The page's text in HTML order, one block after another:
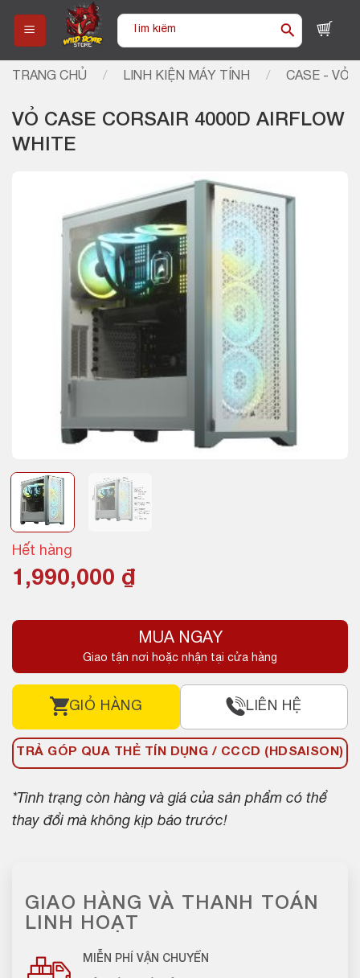
content
Tìm
TRANG CHỦ / LINH KIỆN MÁY TÍNH / CASE - VỎ
VỎ CASE CORSAIR 4000D AIRFLOW
WHITE
Hết hàng
1,990,000 ₫
MUA NGAY
Giao tận nơi hoặc nhận tại cửa hàng
GIỎ HÀNG LIÊN HỆ
TRẢ GÓP QUA THẺ TÍN DỤNG / CCCD (HDSAISON)
*Tình trạng còn hàng và giá của sản phẩm có thể
thay đổi mà không kịp báo trước!
GIAO HÀNG VÀ THANH TOÁN
LINH HOẠT
MIỄN PHÍ VẬN CHUYỂN